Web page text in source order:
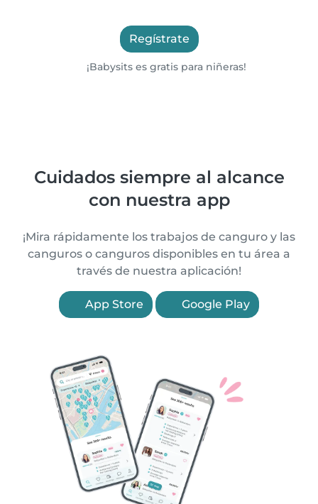
Regístrate
¡Babysits es gratis para niñeras!
Cuidados siempre al alcance
con nuestra app
¡Mira rápidamente los trabajos de canguro y las
canguros o canguros disponibles en tu área a
través de nuestra aplicación!
App Store Google Play